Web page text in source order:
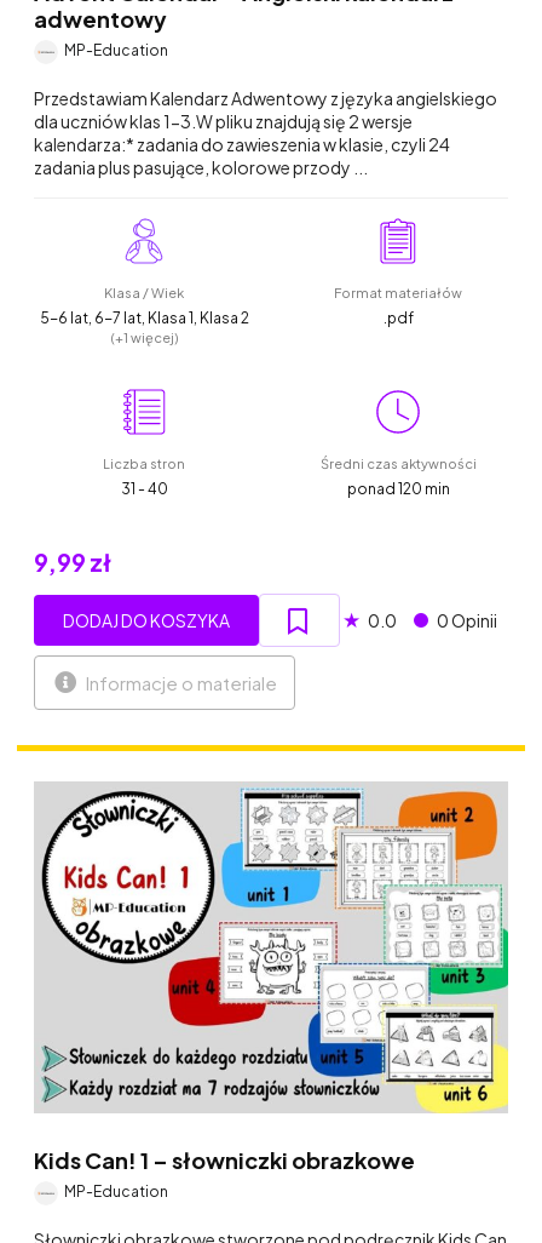
adwentowy
MP-Education
Przedstawiam Kalendarz Adwentowy z języka angielskiego
dla uczniów klas 1-3.W pliku znajdują się 2 wersje
kalendarza:* zadania do zawieszenia w klasie, czyli 24
zadania plus pasujące, kolorowe przody ...
Klasa / Wiek
5-6 lat, 6-7 lat, Klasa 1, Klasa 2
(+1 więcej)
Format materiałów
.pdf
Liczba stron
31 - 40
Średni czas aktywności
ponad 120 min
9,99 zł
DODAJ DO KOSZYKA ★ 0.0 0 Opinii
Informacje o materiale
Kids Can! 1 – słowniczki obrazkowe
MP-Education